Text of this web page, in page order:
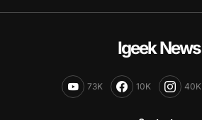
Igeek News
73K 10K 40K